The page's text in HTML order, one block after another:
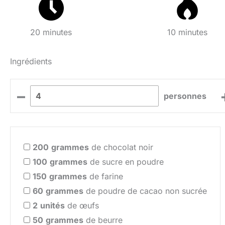
20 minutes 10 minutes
Ingrédients
– personnes
200 grammes de chocolat noir
100 grammes de sucre en poudre
150 grammes de farine
60 grammes de poudre de cacao non sucrée
2 unités de œufs
50 grammes de beurre